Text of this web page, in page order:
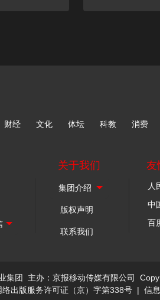
财经 文化 体坛 科教 消费
关于我们
版权声明
联系我们
友
人
中
百
集团 主办：京报移动传媒有限公司
络出版服务许可证（京）字第338号 | 信